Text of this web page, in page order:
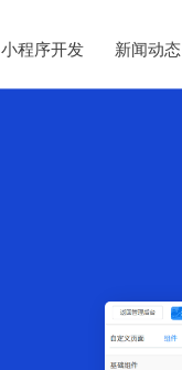
小程序开发 新闻动态